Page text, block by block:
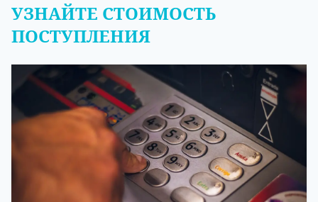
УЗНАЙТЕ СТОИМОСТЬ
ПОСТУПЛЕНИЯ